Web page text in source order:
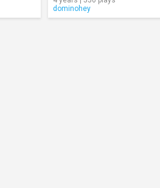
dominohey